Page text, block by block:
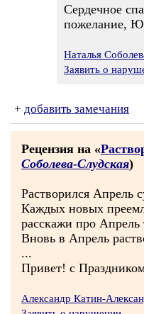
Сердечное
пожелание,
Наталья
Заявить о
+ добавить замечания
Рецензия на «
Соболева-Слудская)
Растворился Апрель
Каждых новых
расскажи про Апрель
Вновь в Апрель
...
Привет! с
Александр Катин-